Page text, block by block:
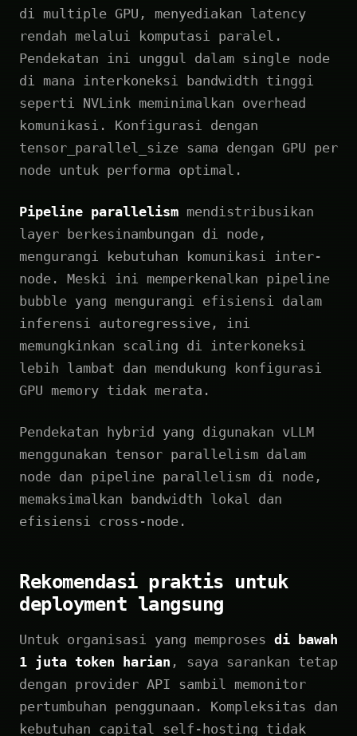
di multiple GPU, menyediakan latency
rendah melalui komputasi paralel.
Pendekatan ini unggul dalam single node
di mana interkoneksi bandwidth tinggi
seperti NVLink meminimalkan overhead
komunikasi. Konfigurasi dengan
tensor_parallel_size sama dengan GPU per
node untuk performa optimal.
Pipeline parallelism mendistribusikan
layer berkesinambungan di node,
mengurangi kebutuhan komunikasi inter-
node. Meski ini memperkenalkan pipeline
bubble yang mengurangi efisiensi dalam
inferensi autoregressive, ini
memungkinkan scaling di interkoneksi
lebih lambat dan mendukung konfigurasi
GPU memory tidak merata.
Pendekatan hybrid yang digunakan vLLM
menggunakan tensor parallelism dalam
node dan pipeline parallelism di node,
memaksimalkan bandwidth lokal dan
efisiensi cross-node.
Rekomendasi praktis untuk
deployment langsung
Untuk organisasi yang memproses di bawah
1 juta token harian , saya sarankan tetap
dengan provider API sambil memonitor
pertumbuhan penggunaan. Kompleksitas dan
kebutuhan capital self-hosting tidak